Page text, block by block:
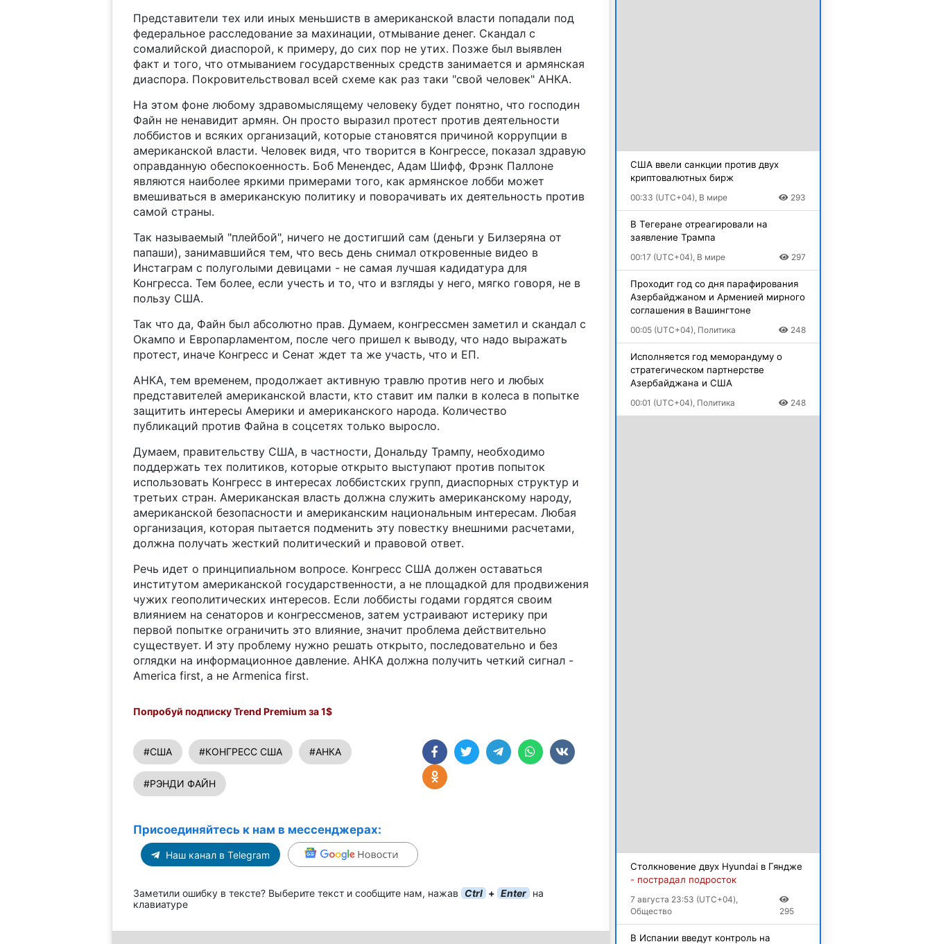
Представители тех или иных меньшиств в американской власти попадали под
федеральное расследование за махинации, отмывание денег. Скандал с
сомалийской диаспорой, к примеру, до сих пор не утих. Позже был выявлен
факт и того, что отмыванием государственных средств занимается и армянская
диаспора. Покровительствовал всей схеме как раз таки "свой человек" АНКА.
На этом фоне любому здравомыслящему человеку будет понятно, что господин
Файн не ненавидит армян. Он просто выразил протест против деятельности
лоббистов и всяких организаций, которые становятся причиной коррупции в
американской власти. Человек видя, что творится в Конгрессе, показал здравую
оправданную обеспокоенность. Боб Менендес, Адам Шифф, Фрэнк Паллоне
являются наиболее яркими примерами того, как армянское лобби может
вмешиваться в американскую политику и поворачивать их деятельность против
самой страны.
Так называемый "плейбой", ничего не достигший сам (деньги у Билзеряна от
папаши), занимавшийся тем, что весь день снимал откровенные видео в
Инстаграм с полуголыми девицами - не самая лучшая кадидатура для
Конгресса. Тем более, если учесть и то, что и взгляды у него, мягко говоря, не в
пользу США.
Так что да, Файн был абсолютно прав. Думаем, конгрессмен заметил и скандал с
Окампо и Европарламентом, после чего пришел к выводу, что надо выражать
протест, иначе Конгресс и Сенат ждет та же участь, что и ЕП.
АНКА, тем временем, продолжает активную травлю против него и любых
представителей американской власти, кто ставит им палки в колеса в попытке
защитить интересы Америки и американского народа. Количество
публикаций против Файна в соцсетях только выросло.
Думаем, правительству США, в частности, Дональду Трампу, необходимо
поддержать тех политиков, которые открыто выступают против попыток
использовать Конгресс в интересах лоббистских групп, диаспорных структур и
третьих стран. Американская власть должна служить американскому народу,
американской безопасности и американским национальным интересам. Любая
организация, которая пытается подменить эту повестку внешними расчетами,
должна получать жесткий политический и правовой ответ.
Речь идет о принципиальном вопросе. Конгресс США должен оставаться
институтом американской государственности, а не площадкой для продвижения
чужих геополитических интересов. Если лоббисты годами гордятся своим
влиянием на сенаторов и конгрессменов, затем устраивают истерику при
первой попытке ограничить это влияние, значит проблема действительно
существует. И эту проблему нужно решать открыто, последовательно и без
оглядки на информационное давление. АНКА должна получить четкий сигнал -
America first, а не Armenica first.
Попробуй подписку Trend Premium за 1$
#США #КОНГРЕСС США #АНКА
#РЭНДИ ФАЙН
Присоединяйтесь к нам в мессенджерах:
Наш канал в Telegram
Заметили ошибку в тексте? Выберите текст и сообщите нам, нажав Ctrl + Enter на
клавиатуре
США ввели санкции против двух
криптовалютных бирж
00:33 (UTC+04), В мире 293
В Тегеране отреагировали на
заявление Трампа
00:17 (UTC+04), В мире 297
Проходит год со дня парафирования
Азербайджаном и Арменией мирного
соглашения в Вашингтоне
00:05 (UTC+04), Политика 248
Исполняется год меморандуму о
стратегическом партнерстве
Азербайджана и США
00:01 (UTC+04), Политика 248
Столкновение двух Hyundai в Гяндже
- пострадал подросток
7 августа 23:53 (UTC+04),
Общество
295
В Испании введут контроль на